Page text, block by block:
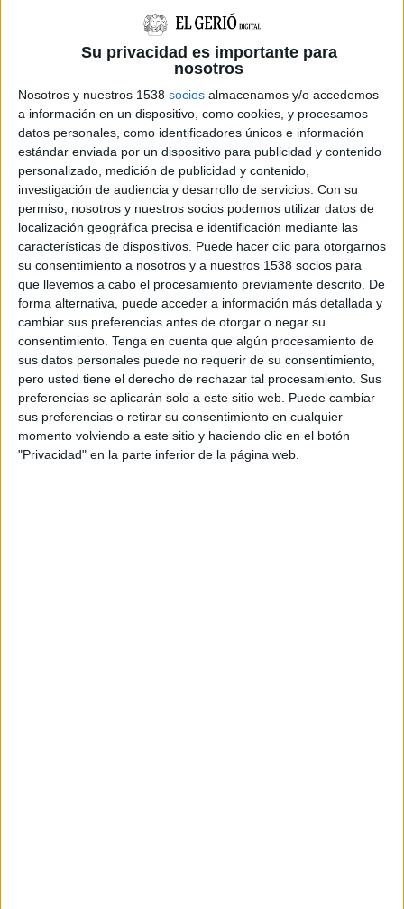
Su privacidad es importante para
nosotros
Nosotros y nuestros 1538 socios almacenamos y/o accedemos
a información en un dispositivo, como cookies, y procesamos
datos personales, como identificadores únicos e información
estándar enviada por un dispositivo para publicidad y contenido
personalizado, medición de publicidad y contenido,
investigación de audiencia y desarrollo de servicios. Con su
permiso, nosotros y nuestros socios podemos utilizar datos de
localización geográfica precisa e identificación mediante las
características de dispositivos. Puede hacer clic para otorgarnos
su consentimiento a nosotros y a nuestros 1538 socios para
que llevemos a cabo el procesamiento previamente descrito. De
forma alternativa, puede acceder a información más detallada y
cambiar sus preferencias antes de otorgar o negar su
consentimiento. Tenga en cuenta que algún procesamiento de
sus datos personales puede no requerir de su consentimiento,
pero usted tiene el derecho de rechazar tal procesamiento. Sus
preferencias se aplicarán solo a este sitio web. Puede cambiar
sus preferencias o retirar su consentimiento en cualquier
momento volviendo a este sitio y haciendo clic en el botón
"Privacidad" en la parte inferior de la página web.
Argentina, Brasil, Uruguai i Mèxic.
Joglar a Catalunya, on feia més de set anys que
no actuaven. Finalment, la companyia de
Ramon Fontserè i Albert Boadella retorna amb
un text de Miguel de Cervantes, 'El coloquio de
los perros', i ho farà al Teatre Municipal de
Girona el 18 d'octubre.
Una inauguració amb la vista posada al passat
Fa 21 anys, el primer espectacle que va donar el
tret a sortida al festival Temporada Alta es va
dir 'Degustació'. Era una creació del Talleret de
Salt on es parlava de gastronomia i on, entre
d'altres, hi eren presents noms que, dues